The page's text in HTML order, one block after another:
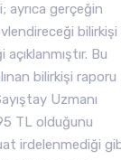
ayrıca gerçeğin
bilirkişi
Bu
bilirkişi raporu
Uzmanı
TL olduğunu
irdelenmediği